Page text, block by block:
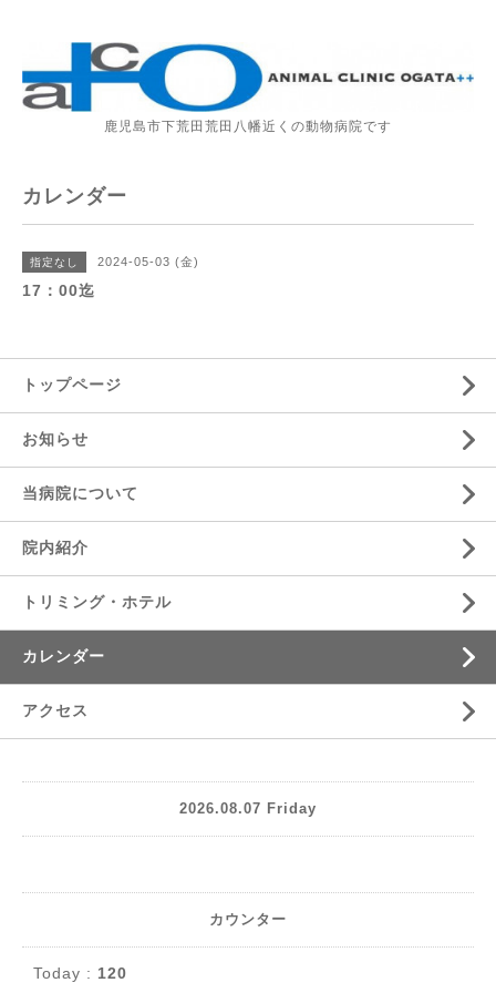
鹿児島市下荒田荒田八幡近くの動物病院です
カレンダー
指定なし 2024-05-03 (金)
17：00迄
トップページ
お知らせ
当病院について
院内紹介
トリミング・ホテル
カレンダー
アクセス
2026.08.07 Friday
カウンター
Today : 120